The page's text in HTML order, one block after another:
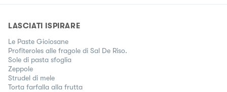
LASCIATI ISPIRARE
Le Paste Gioiosane
Profiteroles alle fragole di Sal De Riso.
Sole di pasta sfoglia
Zeppole
Strudel di mele
Torta farfalla alla frutta